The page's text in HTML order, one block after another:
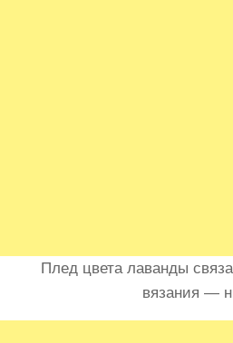
Плед цвета лаванды
вязания —